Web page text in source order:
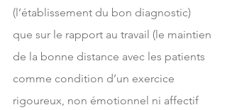
(l’établissement du bon diagnostic)
que sur le rapport au travail (le maintien
de la bonne distance avec les patients
comme condition d’un exercice
rigoureux, non émotionnel ni affectif